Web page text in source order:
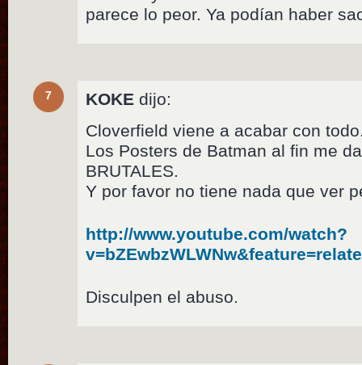
parece lo peor. Ya podían haber
7 KOKE dijo:
Cloverfield viene a acabar con
Los Posters de Batman al fin me
BRUTALES.
Y por favor no tiene nada que ver
http://www.youtube.com/watch?
Disculpen el abuso.